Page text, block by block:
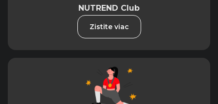
NUTREND Club
Zistite viac